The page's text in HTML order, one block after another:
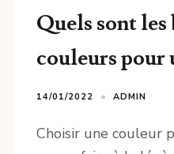
Quels sont les
couleurs pour
14/01/2022 ADMIN
Choisir une couleur